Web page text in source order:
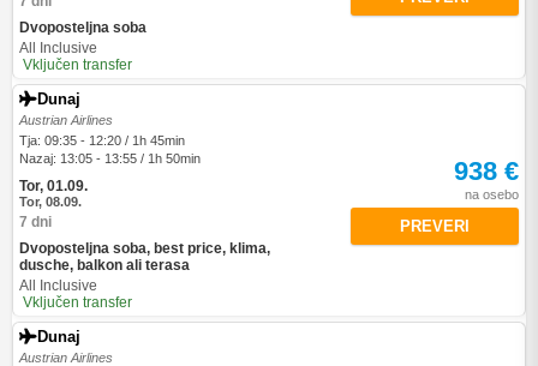
Dvoposteljna soba
All Inclusive
Vključen transfer
Dunaj
Austrian Airlines
Tja: 09:35 - 12:20 / 1h 45min
Nazaj: 13:05 - 13:55 / 1h 50min
Tor, 01.09.
Tor, 08.09.
7 dni
Dvoposteljna soba, best price, klima,
dusche, balkon ali terasa
All Inclusive
Vključen transfer
938 €
na osebo
PREVERI
Dunaj
Austrian Airlines